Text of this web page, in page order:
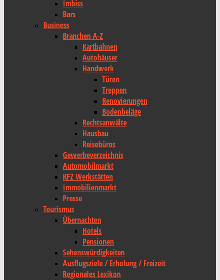
Imbiss
Bars
Business
Branchen A-Z
Kartbahnen
Autohäuser
Handwerk
Türen
Treppen
Renovierungen
Bodenbeläge
Rechtsanwälte
Hausbau
Reisebüros
Gewerbeverzeichnis
Automobilmarkt
KFZ Werkstätten
Immobilienmarkt
Presse
Tourismus
Übernachten
Hotels
Pensionen
Sehenswürdigkeiten
Ausflugsziele / Erholung / Freizeit
Regionales Lexikon